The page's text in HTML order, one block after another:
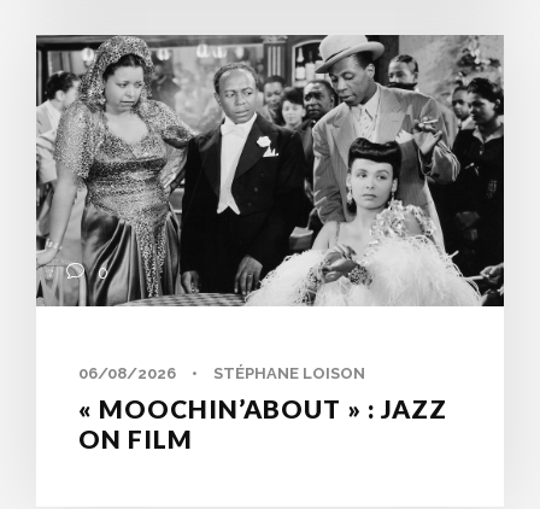
0
06/08/2026 • STÉPHANE LOISON
« MOOCHIN’ABOUT » : JAZZ
ON FILM